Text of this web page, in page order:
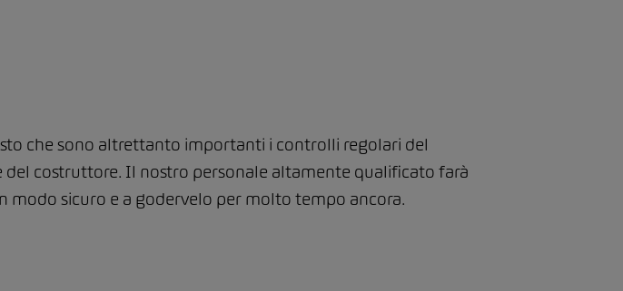
che sono altrettanto importanti i controlli regolari del
costruttore. Il nostro personale altamente qualificato farà
modo sicuro e a godervelo per molto tempo ancora.